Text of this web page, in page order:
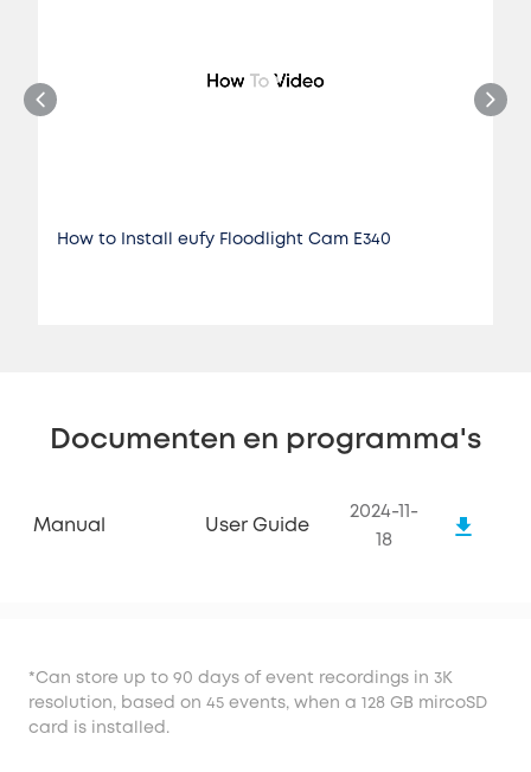
How to Install eufy Floodlight Cam E340
Documenten en programma's
Manual User Guide
2024-11-
18
*Can store up to 90 days of event recordings in 3K
resolution, based on 45 events, when a 128 GB mircoSD
card is installed.